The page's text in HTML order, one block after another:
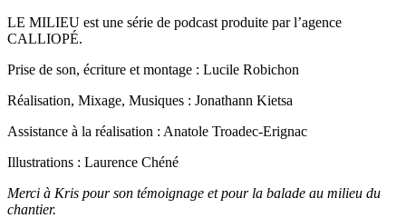
LE MILIEU est une série de podcast produite par l’agence
CALLIOPÉ.
Prise de son, écriture et montage : Lucile Robichon
Réalisation, Mixage, Musiques : Jonathann Kietsa
Assistance à la réalisation : Anatole Troadec-Erignac
Illustrations : Laurence Chéné
Merci à Kris pour son témoignage et pour la balade au milieu du
chantier.